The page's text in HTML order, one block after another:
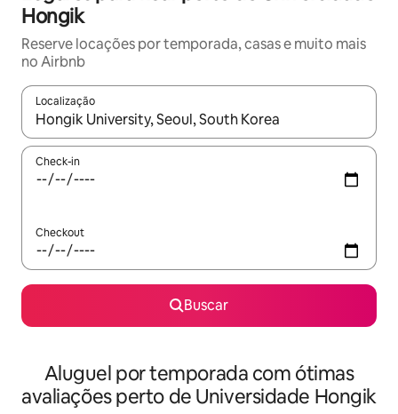
Hongik
Reserve locações por temporada, casas e muito mais
no Airbnb
Localização
Quando os resultados estiverem disponíveis, explore-os
Check-in
Checkout
Buscar
Aluguel por temporada com ótimas
avaliações perto de Universidade Hongik